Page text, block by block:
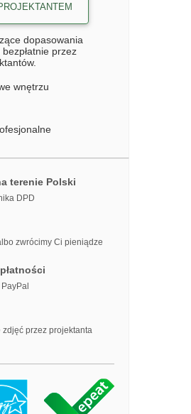
dopasowania
przez
wnętrzu
terenie Polski
DPD
zwrócimy Ci pieniądze
zdjęć przez projektanta